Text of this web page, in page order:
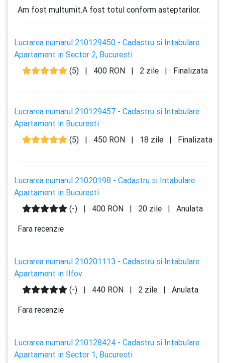
Am fost multumit.A fost totul conform asteptarilor.
Lucrarea numarul 210129450 - Cadastru si Intabulare
Apartament in Sector 2, Bucuresti
(5)
| 400 RON | 2 zile | Finalizata
Lucrarea numarul 210129457 - Cadastru si Intabulare
Apartament in Bucuresti
(5)
| 450 RON | 18 zile | Finalizata
Lucrarea numarul 21020198 - Cadastru si Intabulare
Apartament in Bucuresti
(-)
| 400 RON | 20 zile |
Anulata
Fara recenzie
Lucrarea numarul 210201113 - Cadastru si Intabulare
Apartament in Ilfov
(-)
| 440 RON | 2 zile |
Anulata
Fara recenzie
Lucrarea numarul 210128424 - Cadastru si Intabulare
Apartament in Sector 1, Bucuresti